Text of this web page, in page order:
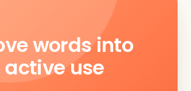
words into
active use